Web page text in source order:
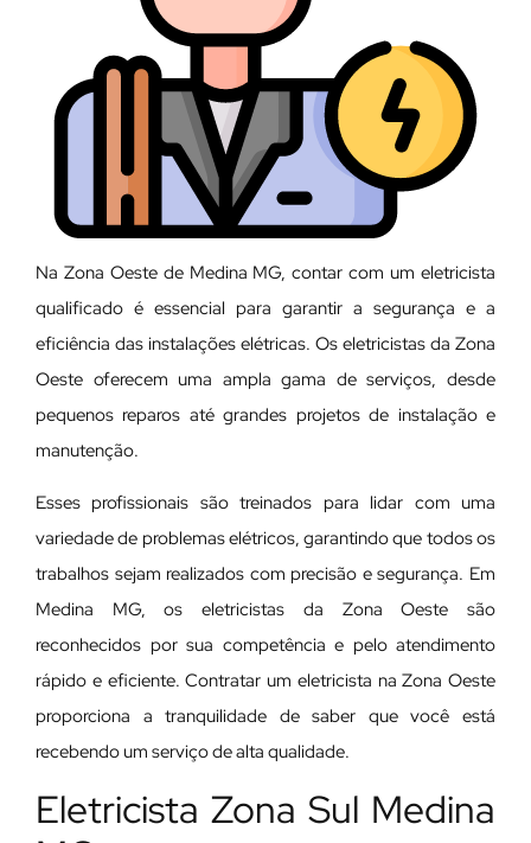
Na Zona Oeste de Medina MG, contar com um eletricista
qualificado é essencial para garantir a segurança e a
eficiência das instalações elétricas. Os eletricistas da Zona
Oeste oferecem uma ampla gama de serviços, desde
pequenos reparos até grandes projetos de instalação e
manutenção.
Esses profissionais são treinados para lidar com uma
variedade de problemas elétricos, garantindo que todos os
trabalhos sejam realizados com precisão e segurança. Em
Medina MG, os eletricistas da Zona Oeste são
reconhecidos por sua competência e pelo atendimento
rápido e eficiente. Contratar um eletricista na Zona Oeste
proporciona a tranquilidade de saber que você está
recebendo um serviço de alta qualidade.
Eletricista Zona Sul Medina